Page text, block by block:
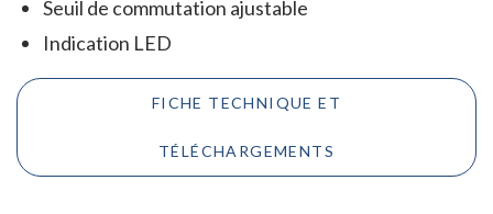
Seuil de commutation ajustable
Indication LED
FICHE TECHNIQUE ET
TÉLÉCHARGEMENTS